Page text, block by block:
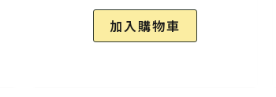
加入購物車